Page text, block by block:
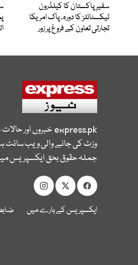
سفیرِ پاکستان کا کیلڈرون
ٹیکسٹائلز کا دورہ، پاک امریکا
تجارتی تعاون کے فروغ پر زور
express.pkخبروں اور
وزٹ کی جانے والی ویب سائٹ
جملہ حقوق بحق ایکسپریس
ایکسپریس کے بارے میں